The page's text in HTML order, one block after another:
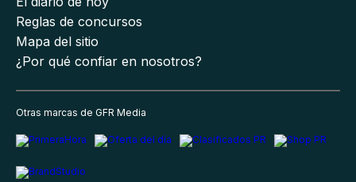
Reglas de concursos
Mapa del sitio
¿Por qué confiar en nosotros?
Otras marcas de GFR Media